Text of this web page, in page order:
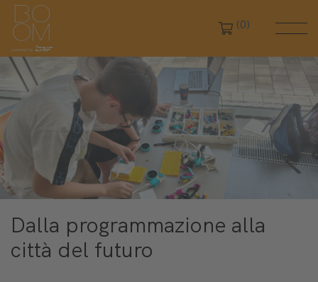
(0)
Dalla programmazione alla
città del futuro